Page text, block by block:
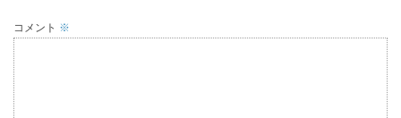
コメント ※